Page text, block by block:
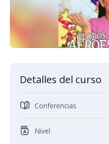
Detalles del curso
Conferencias
Nivel